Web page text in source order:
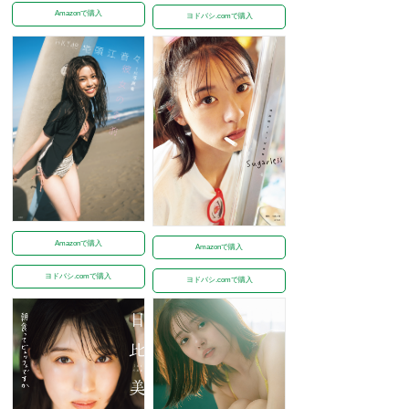
Amazonで購入 ヨドバシ.comで購入
Amazonで購入
ヨドバシ.comで購入
Amazonで購入
ヨドバシ.comで購入